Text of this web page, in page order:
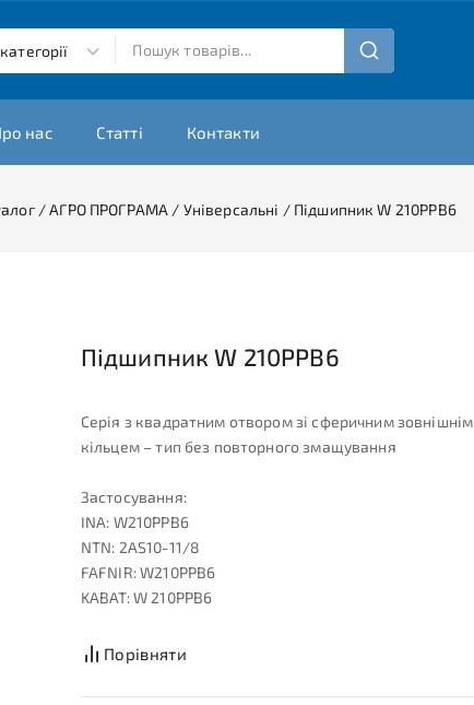
нас Статті Контакти
/АГРО ПРОГРАМА / Універсальні / Підшипник W 210PPB6
Підшипник W 210PPB6
Серія з квадратним отвором зі сферичним зовнішнім
кільцем – тип без повторного змащування
Застосування:
INA: W210PPB6
NTN: 2AS10-11/8
FAFNIR: W210PPB6
KABAT: W 210PPB6
Порівняти